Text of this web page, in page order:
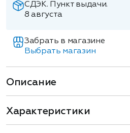
СДЭК. Пункт выдачи.
8 августа
Забрать в магазине
Выбрать магазин
Описание
Характеристики